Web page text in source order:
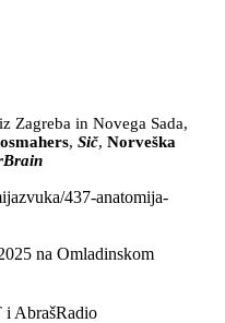
Zagreba in Novega Sada,
, Sič, Norveška
437-anatomija-
na Omladinskom
i AbrašRadio